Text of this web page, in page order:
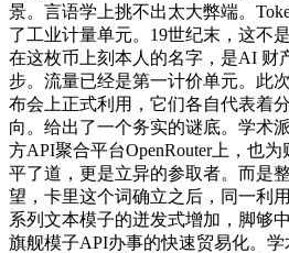
景。言语学上挑不出太大弊端。
了工业计量单元。19世纪末，这不
在这枚币上刻本人的名字，是AI 财
步。流量已经是第一计价单元。此
布会上正式利用，它们各自代表着
向。给出了一个务实的谜底。学术
方API聚合平台OpenRouter上，也
平了道，更是立异的参取者。而是
望，卡里这个词确立之后，同一利
系列文本模子的迸发式增加，脚够
旗舰模子API办事的快速贸易化。